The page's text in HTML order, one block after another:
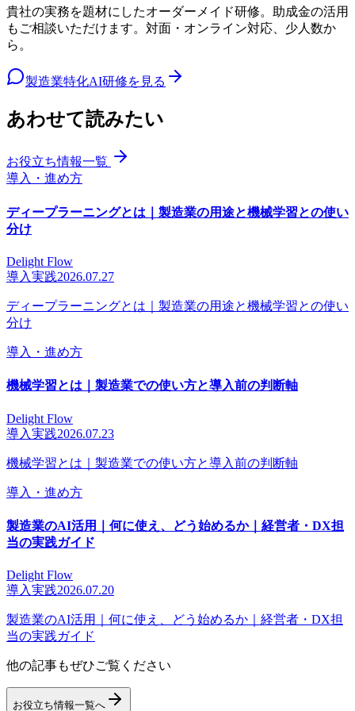
貴社の実務を題材にしたオーダーメイド研修。助成金の活用
もご相談いただけます。対面・オンライン対応、少人数か
ら。
製造業特化AI研修を見る
あわせて読みたい
お役立ち情報一覧
導入・進め方
ディープラーニングとは｜製造業の用途と機械学習との使い
分け
Delight Flow
導入実践2026.07.27
ディープラーニングとは｜製造業の用途と機械学習との使い
分け
導入・進め方
機械学習とは｜製造業での使い方と導入前の判断軸
Delight Flow
導入実践2026.07.23
機械学習とは｜製造業での使い方と導入前の判断軸
導入・進め方
製造業のAI活用｜何に使え、どう始めるか｜経営者・DX担
当の実践ガイド
Delight Flow
導入実践2026.07.20
製造業のAI活用｜何に使え、どう始めるか｜経営者・DX担
当の実践ガイド
他の記事もぜひご覧ください
お役立ち情報一覧へ